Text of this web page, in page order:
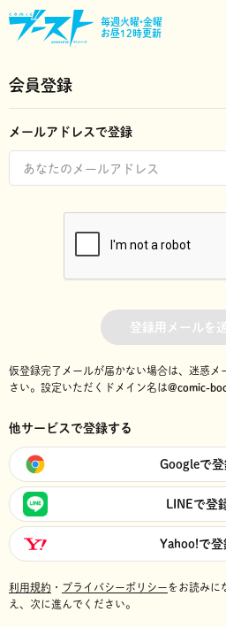
毎週火曜•金曜
お昼12時更新
会員登録
メールアドレスで登録
登録用メールを
仮登録完了メールが届かない場合は、迷惑メ
さい。 設定いただくドメイン名は@comic-
他サービスで登録する
Googleで登
LINEで登
Yahoo!で登
利用規約 ・ プライバシーポリシーをお読みに
え、次に進んでください。